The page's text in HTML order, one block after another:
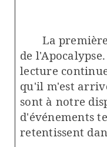
La
de
lecture
qu'il m'est
sont à notre
d'événements
retentissent